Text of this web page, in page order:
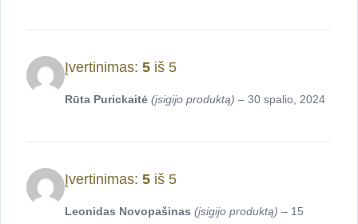
Įvertinimas: 5 iš 5
Rūta Purickaitė (įsigijo produktą) – 30 spalio, 2024
Įvertinimas: 5 iš 5
Leonidas Novopašinas (įsigijo produktą) – 15